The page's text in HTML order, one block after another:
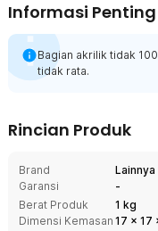
Informasi Penting
Bagian akrilik tidak
tidak rata.
Rincian Produk
Brand
Lainnya
Garansi
-
Berat Produk
1 kg
Dimensi Kemasan 17 x 17